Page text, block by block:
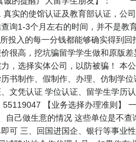
的使馆认证及教育部认证，公
1-3个月左右的时间，并不是教
入的每一分钱都能够确实得到回
很高，挖坑骗留学学生做和原版
选择实体公司，以防被骗！ 本
书制作、假制作、办理、仿制学
文凭认证 学位认证、留学生学历
【业务选择办理准则】
己做生意的情况 这些单位是不
可 三、回国进国企、银行等事业